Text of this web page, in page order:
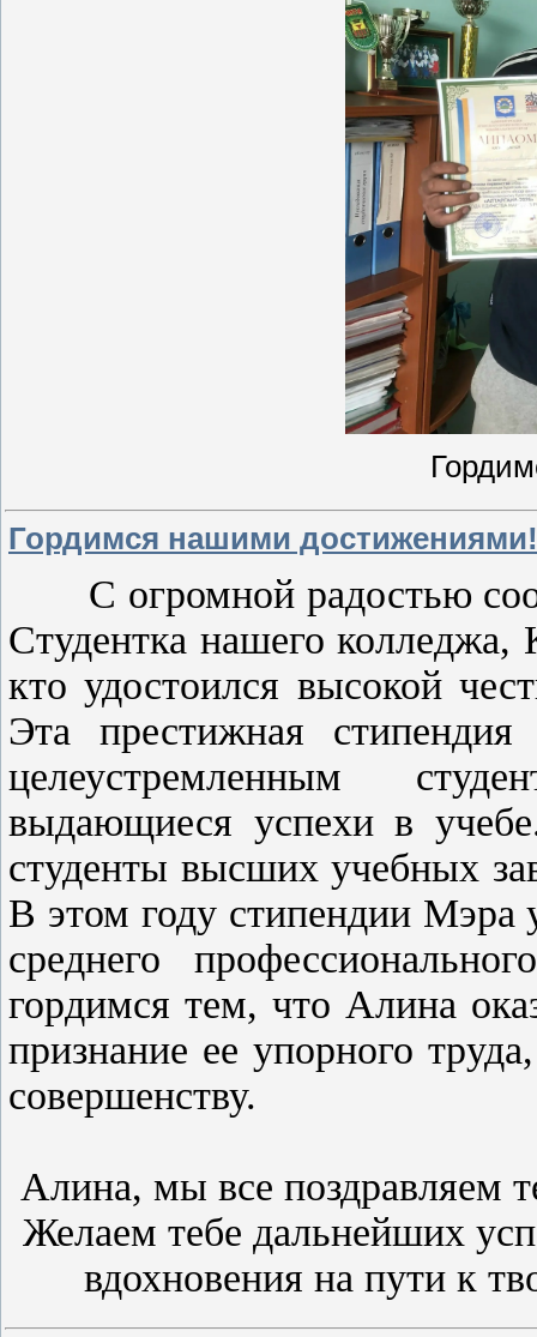
Гордимся нашими достижениями!
С огромной радостью
Студентка нашего колледжа,
кто удостоился высокой
Эта престижная
целеустремленным
выдающиеся успехи в
студенты высших учебных
В этом году стипендии Мэра
среднего
гордимся тем, что Алина
признание ее упорного
совершенству.
Алина, мы все поздравляем
Желаем тебе дальнейших
вдохновения на пути к